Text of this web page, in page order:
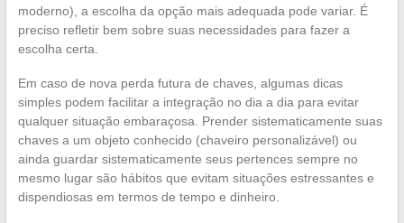
moderno), a escolha da opção mais adequada pode variar. É
preciso refletir bem sobre suas necessidades para fazer a
escolha certa.
Em caso de nova perda futura de chaves, algumas dicas
simples podem facilitar a integração no dia a dia para evitar
qualquer situação embaraçosa. Prender sistematicamente suas
chaves a um objeto conhecido (chaveiro personalizável) ou
ainda guardar sistematicamente seus pertences sempre no
mesmo lugar são hábitos que evitam situações estressantes e
dispendiosas em termos de tempo e dinheiro.